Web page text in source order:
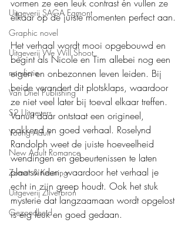
Uitgeverij SAGA Egmont
Graphic novel
Uitgeverij We Will Shoot
non-fictie
Van Driel Publishing
S2 Uitgevers
Young Adult
New Adult Romance
Zomer & Keuning
Uitgeverij Zilverbron
Gezondheid
vormen ze een leuk contrast én vullen ze
elkaar op de juiste momenten perfect aan.
Het verhaal wordt mooi opgebouwd en
begint als Nicole en Tim allebei nog een
eigen en onbezonnen leven leiden. Bij
beide verandert dit plotsklaps, waardoor
ze niet veel later bij toeval elkaar treffen.
Vanuit daar ontstaat een origineel,
pakkend en goed verhaal. Roselynd
Randolph weet de juiste hoeveelheid
wendingen en gebeurtenissen te laten
plaatsvinden, waardoor het verhaal je
echt in zijn greep houdt. Ook het stuk
mysterie dat langzaamaan wordt opgelost
is erg leuk en goed gedaan.